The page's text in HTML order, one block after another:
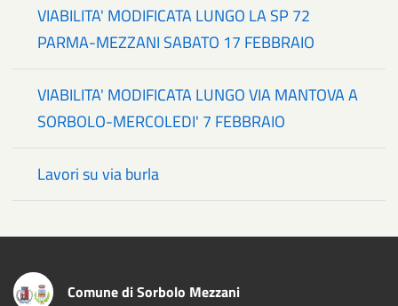
VIABILITA' MODIFICATA LUNGO LA SP 72
PARMA-MEZZANI SABATO 17 FEBBRAIO
VIABILITA' MODIFICATA LUNGO VIA MANTOVA A
SORBOLO-MERCOLEDI' 7 FEBBRAIO
Lavori su via burla
Comune di Sorbolo Mezzani